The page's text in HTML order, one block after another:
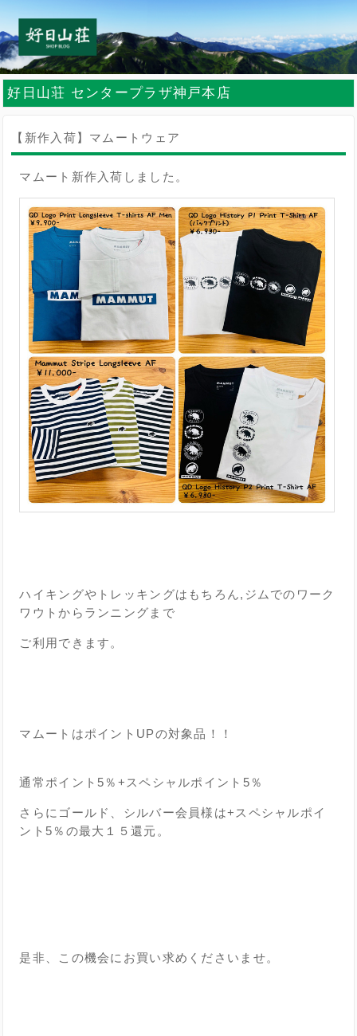
好日山荘 センタープラザ神戸本店
【新作入荷】マムートウェア
マムート新作入荷しました。
ハイキングやトレッキングはもちろん,ジムでのワーク
ワウトからランニングまで
ご利用できます。
マムートはポイントUPの対象品！！
通常ポイント5％+スペシャルポイント5％
さらにゴールド、シルバー会員様は+スペシャルポイ
ント5％の最大１５還元。
是非、この機会にお買い求めくださいませ。